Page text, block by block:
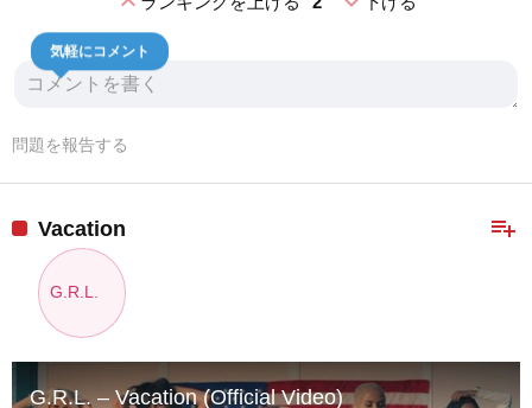
気軽にコメント
問題を報告する
playlist_add
Vacation
G.R.L.
G.R.L. – Vacation (Official Video)